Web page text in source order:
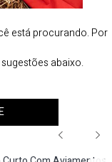
está procurando. Por
abaixo.